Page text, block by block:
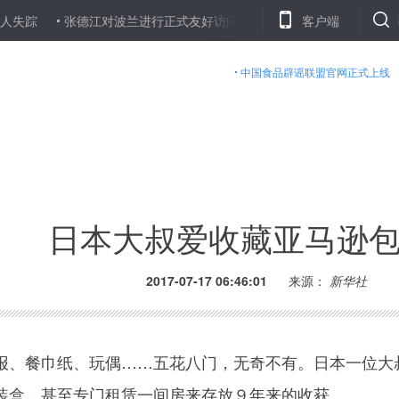
张德江对波兰进行正式友好访问 一名美国公民因涉嫌间谍活动被
客户端
中国食品辟谣联盟官网正式上线
日本大叔爱收藏亚马逊
2017-07-17 06:46:01 来源： 新华社
巾纸、玩偶……五花八门，无奇不有。日本一位大
，甚至专门租赁一间房来存放９年来的收获。